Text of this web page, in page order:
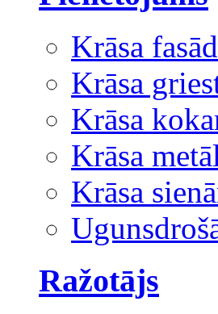
Krāsa
Krāsa
Krāsa
Krāsa
Krāsa
Ražotājs